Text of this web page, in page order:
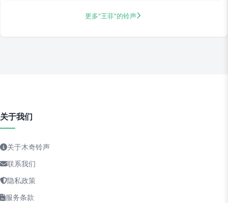
更多"王菲"的铃声
关于我们
关于木奇铃声
联系我们
隐私政策
服务条款